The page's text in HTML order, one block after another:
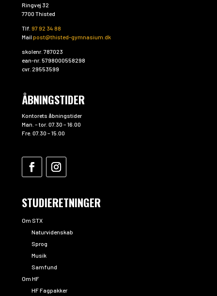
Ringvej 32
7700 Thisted
Tlf. 97 92 34 88
Mail post@thisted-gymnasium.dk
skolenr. 787023
ean-nr. 5798000558298
cvr. 29553599
ÅBNINGSTIDER
Kontorets åbningstider
Man. – tor. 07.30 – 16.00
Fre. 07.30 – 15.00
STUDIERETNINGER
Om STX
Naturvidenskab
Sprog
Musik
Samfund
Om HF
HF Fagpakker